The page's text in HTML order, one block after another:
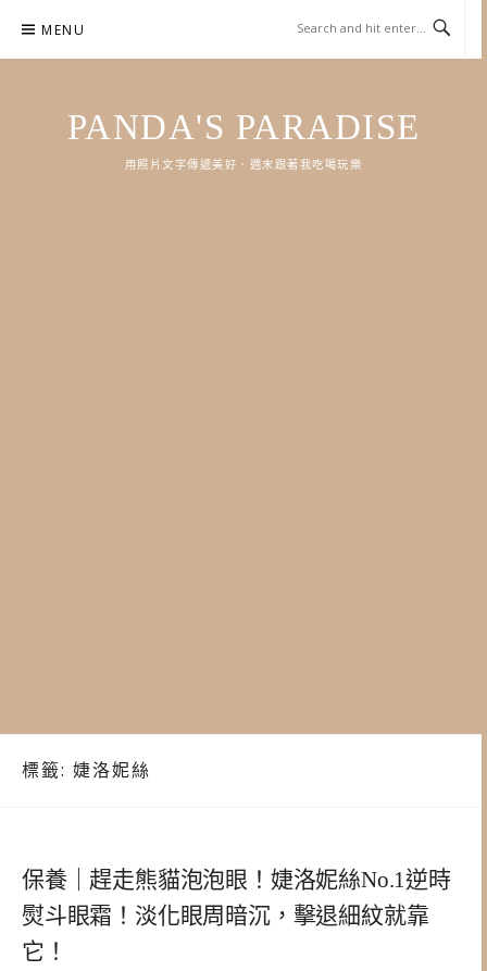
content
MENU
PANDA'S PARADISE
用照片文字傳遞美好．週末跟著我吃喝玩樂
標籤: 婕洛妮絲
保養｜趕走熊貓泡泡眼！婕洛妮絲No.1逆時
熨斗眼霜！淡化眼周暗沉，擊退細紋就靠
它！